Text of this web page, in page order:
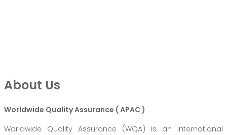
About Us
Worldwide Quality Assurance ( APAC )
Worldwide Quality Assurance (WQA) is an international